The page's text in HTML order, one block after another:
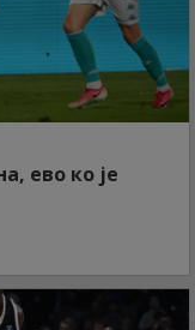
ево ко је